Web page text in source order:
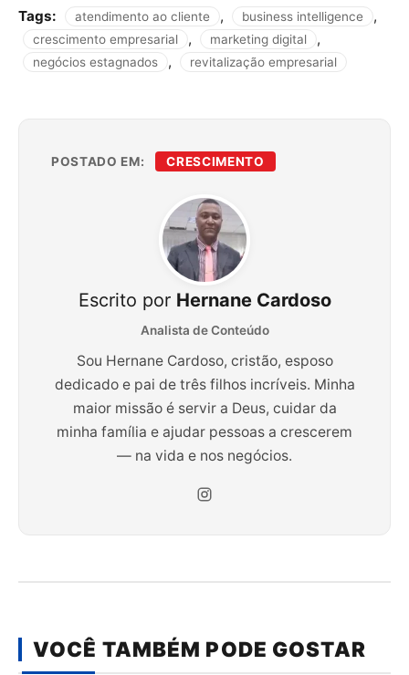
Tags: atendimento ao cliente , business intelligence ,
crescimento empresarial , marketing digital ,
negócios estagnados , revitalização empresarial
POSTADO EM: CRESCIMENTO
Escrito por Hernane Cardoso
Analista de Conteúdo
Sou Hernane Cardoso, cristão, esposo
dedicado e pai de três filhos incríveis. Minha
maior missão é servir a Deus, cuidar da
minha família e ajudar pessoas a crescerem
— na vida e nos negócios.
VOCÊ TAMBÉM PODE GOSTAR